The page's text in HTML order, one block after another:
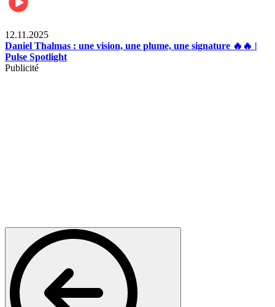
12.11.2025
Daniel Thalmas : une vision, une plume, une signature 🔥🔥 |
Pulse Spotlight
Publicité